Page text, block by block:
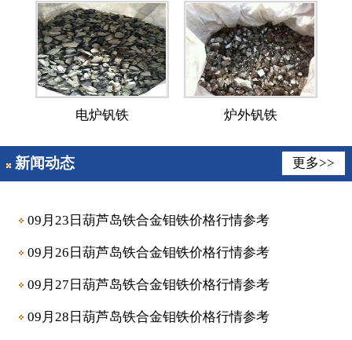
电炉钒铁 炉外钒铁
新闻动态 更多>>
09月23日葫芦岛铁合金钼铁价格行情参考
09月26日葫芦岛铁合金钼铁价格行情参考
09月27日葫芦岛铁合金钼铁价格行情参考
09月28日葫芦岛铁合金钼铁价格行情参考